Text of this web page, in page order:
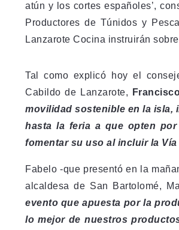
atún y los cortes españoles’,
Productores de Túnidos y
Lanzarote Cocina instruirán
Tal como explicó hoy el
Cabildo de Lanzarote,
movilidad sostenible en la isla,
hasta la feria a que opten
fomentar su uso al incluir la
Fabelo -que presentó en la
alcaldesa de San Bartolomé,
evento que apuesta por la
lo mejor de nuestros